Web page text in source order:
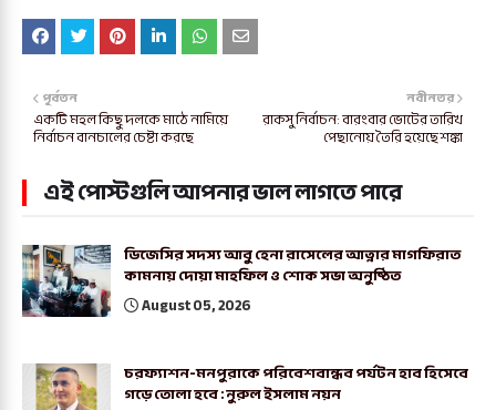
নবীনতর
রাকসু নির্বাচন: বারংবার ভোটের তারিখ
পেছানোয় তৈরি হয়েছে শঙ্কা
পূর্বতন
একটি মহল কিছু দলকে মাঠে নামিয়ে
নির্বাচন বানচালের চেষ্টা করছে
এই পোস্টগুলি আপনার ভাল লাগতে পারে
ডিজেসির সদস্য আবু হেনা রাসেলের আত্নার মাগফিরাত
কামনায় দোয়া মাহফিল ও শোক সভা অনুষ্ঠিত
August 05, 2026
চরফ্যাশন-মনপুরাকে পরিবেশবান্ধব পর্যটন হাব হিসেবে
গড়ে তোলা হবে : নুরুল ইসলাম নয়ন